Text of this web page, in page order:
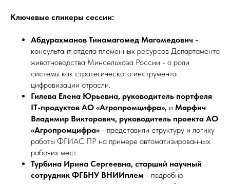
Ключевые спикеры сессии:
Абдурахманов Тинамагомед Магомедович -
консультант отдела племенных ресурсов Департамента
животноводства Минсельхоза России - о роли
системы как стратегического инструмента
цифровизации отрасли.
Гилева Елена Юрьевна, руководитель портфеля
IT-продуктов АО «Агропромцифра», и Марфич
Владимир Викторович, руководитель проекта АО
«Агропромцифра» - представили структуру и логику
работы ФГИАС ПР на примере автоматизированных
рабочих мест.
Турбина Ирина Сергеевна, старший научный
сотрудник ФГБНУ ВНИИплем - подробно